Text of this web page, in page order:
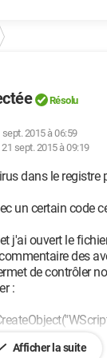
Résolu
2015 à 06:59
21 sept. 2015 à 09:19
dans le registre
un certain code
j'ai ouvert le
des
de contrôler
:
Afficher la suite